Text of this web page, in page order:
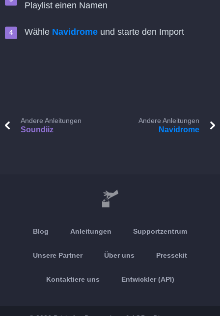
Playlist einen Namen
Wähle Navidrome und starte den Import
Andere Anleitungen
Soundiiz
Andere Anleitungen
Navidrome
Blog Anleitungen Supportzentrum
Unsere Partner Über uns Pressekit
Kontaktiere uns Entwickler (API)